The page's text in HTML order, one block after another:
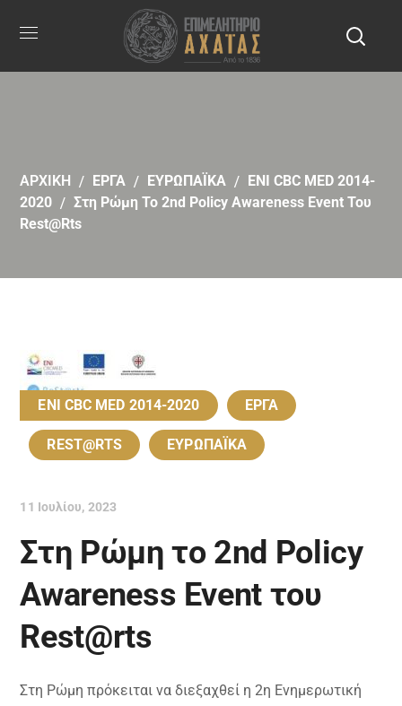
ΑΡΧΙΚΗ EΡΓΑ ΕΥΡΩΠΑΪΚΑ
ENI CBC MED 2014-
2020
Στη Ρώμη Το 2nd Policy Awareness Event Του
Rest@rts
ENI CBC MED 2014-2020 EΡΓΑ
REST@RTS ΕΥΡΩΠΑΪΚΑ
11 Ιουλίου, 2023
Στη Ρώμη το 2nd Policy
Awareness Event του
Rest@rts
Στη Ρώμη πρόκειται να διεξαχθεί η 2η Ενημερωτική